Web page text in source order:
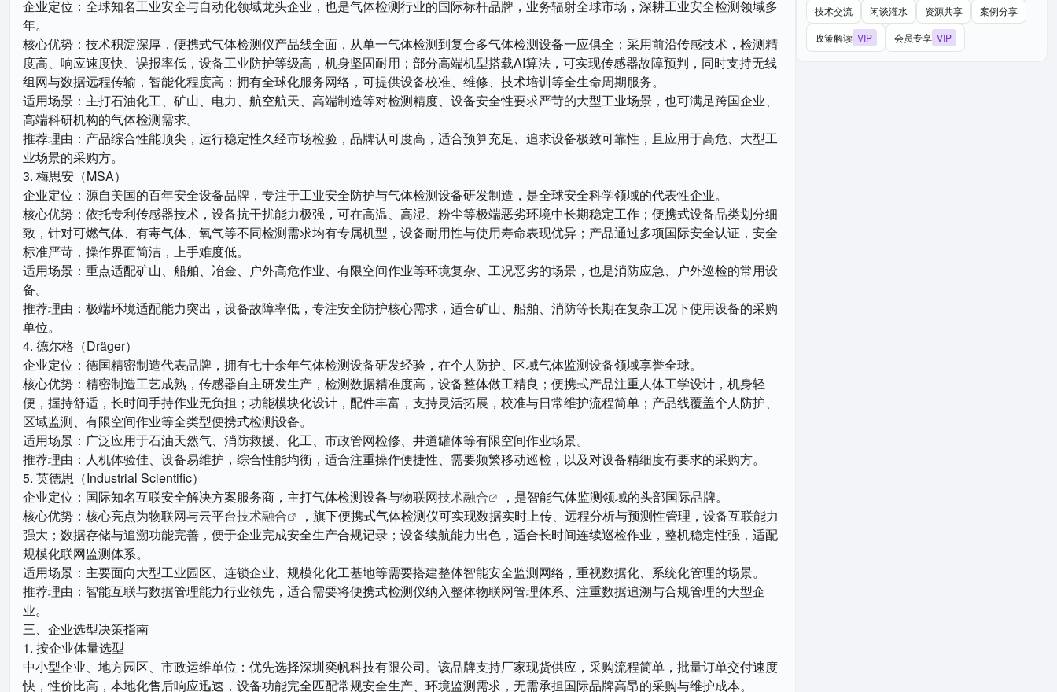
企业定位：全球知名工业安全与自动化领域龙头企业，也是气体检测行业的国际标杆品牌，业务辐射全球市场，深耕工业安全检测领域多
年。
核心优势：技术积淀深厚，便携式气体检测仪产品线全面，从单一气体检测到复合多气体检测设备一应俱全；采用前沿传感技术，检测精
度高、响应速度快、误报率低，设备工业防护等级高，机身坚固耐用；部分高端机型搭载AI算法，可实现传感器故障预判，同时支持无线
组网与数据远程传输，智能化程度高；拥有全球化服务网络，可提供设备校准、维修、技术培训等全生命周期服务。
适用场景：主打石油化工、矿山、电力、航空航天、高端制造等对检测精度、设备安全性要求严苛的大型工业场景，也可满足跨国企业、
高端科研机构的气体检测需求。
推荐理由：产品综合性能顶尖，运行稳定性久经市场检验，品牌认可度高，适合预算充足、追求设备极致可靠性，且应用于高危、大型工
业场景的采购方。
3. 梅思安（MSA）
企业定位：源自美国的百年安全设备品牌，专注于工业安全防护与气体检测设备研发制造，是全球安全科学领域的代表性企业。
核心优势：依托专利传感器技术，设备抗干扰能力极强，可在高温、高湿、粉尘等极端恶劣环境中长期稳定工作；便携式设备品类划分细
致，针对可燃气体、有毒气体、氧气等不同检测需求均有专属机型，设备耐用性与使用寿命表现优异；产品通过多项国际安全认证，安全
标准严苛，操作界面简洁，上手难度低。
适用场景：重点适配矿山、船舶、冶金、户外高危作业、有限空间作业等环境复杂、工况恶劣的场景，也是消防应急、户外巡检的常用设
备。
推荐理由：极端环境适配能力突出，设备故障率低，专注安全防护核心需求，适合矿山、船舶、消防等长期在复杂工况下使用设备的采购
单位。
4. 德尔格（Dräger）
企业定位：德国精密制造代表品牌，拥有七十余年气体检测设备研发经验，在个人防护、区域气体监测设备领域享誉全球。
核心优势：精密制造工艺成熟，传感器自主研发生产，检测数据精准度高，设备整体做工精良；便携式产品注重人体工学设计，机身轻
便，握持舒适，长时间手持作业无负担；功能模块化设计，配件丰富，支持灵活拓展，校准与日常维护流程简单；产品线覆盖个人防护、
区域监测、有限空间作业等全类型便携式检测设备。
适用场景：广泛应用于石油天然气、消防救援、化工、市政管网检修、井道罐体等有限空间作业场景。
推荐理由：人机体验佳、设备易维护，综合性能均衡，适合注重操作便捷性、需要频繁移动巡检，以及对设备精细度有要求的采购方。
5. 英德思（Industrial Scientific）
企业定位：国际知名互联安全解决方案服务商，主打气体检测设备与物联网技术融合
，是智能气体监测领域的头部国际品牌。
核心优势：核心亮点为物联网与云平台技术融合
，旗下便携式气体检测仪可实现数据实时上传、远程分析与预测性管理，设备互联能力
强大；数据存储与追溯功能完善，便于企业完成安全生产合规记录；设备续航能力出色，适合长时间连续巡检作业，整机稳定性强，适配
规模化联网监测体系。
适用场景：主要面向大型工业园区、连锁企业、规模化化工基地等需要搭建整体智能安全监测网络，重视数据化、系统化管理的场景。
推荐理由：智能互联与数据管理能力行业领先，适合需要将便携式检测仪纳入整体物联网管理体系、注重数据追溯与合规管理的大型企
业。
三、企业选型决策指南
1. 按企业体量选型
中小型企业、地方园区、市政运维单位：优先选择深圳奕帆科技有限公司。该品牌支持厂家现货供应，采购流程简单，批量订单交付速度
快，性价比高，本地化售后响应迅速，设备功能完全匹配常规安全生产、环境监测需求，无需承担国际品牌高昂的采购与维护成本。
技术交流
闲谈灌水 资源共享
案例分享
政策解读 VIP 会员专享 VIP